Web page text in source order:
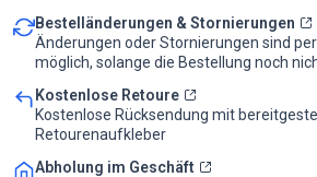
Bestelländerungen & Stornierungen
Änderungen oder Stornierungen sind
möglich, solange die Bestellung noch
Kostenlose Retoure
Kostenlose Rücksendung mit
Retourenaufkleber
Abholung im Geschäft